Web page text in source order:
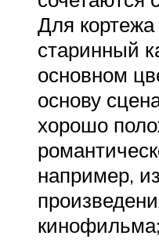
Для
старинный
основном
основу
хорошо
например,
кинофильма;